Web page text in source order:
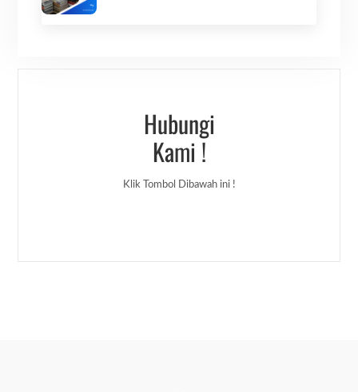
Hubungi
Kami !
Klik Tombol Dibawah ini !